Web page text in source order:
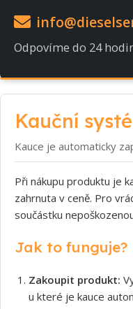
Odpovíme do 24
Kauční
Kauce je automaticky
Při nákupu produktu je
zahrnuta v ceně. Pro
součástku
Jak to funguje?
Zakoupit produkt:
u které je kauce